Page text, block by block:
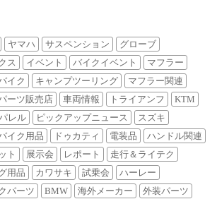
ヤマハ サスペンション
グローブ
ス イベント バイクイベント
マフラー
イク キャンプツーリング
マフラー関連
ーツ販売店 車両情報 トライアンフ
KTM
レル ピックアップニュース
スズキ
イク用品 ドゥカティ 電装品
ハンドル関連
ト 展示会 レポート
走行＆ライテク
用品 カワサキ 試乗会
ハーレー
パーツ BMW 海外メーカー 外装パーツ